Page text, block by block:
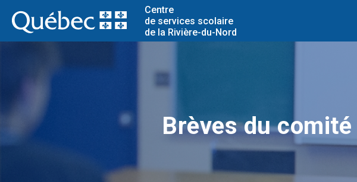
Centre
de services scolaire
de la Rivière-du-Nord
Brèves du